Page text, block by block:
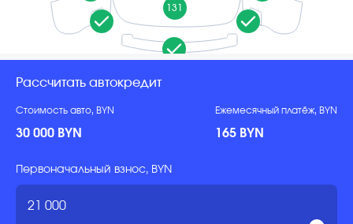
131
Рассчитать автокредит
Стоимость авто, BYN
30 000 BYN
Ежемесячный платёж, BYN
165 BYN
Первоначальный взнос, BYN